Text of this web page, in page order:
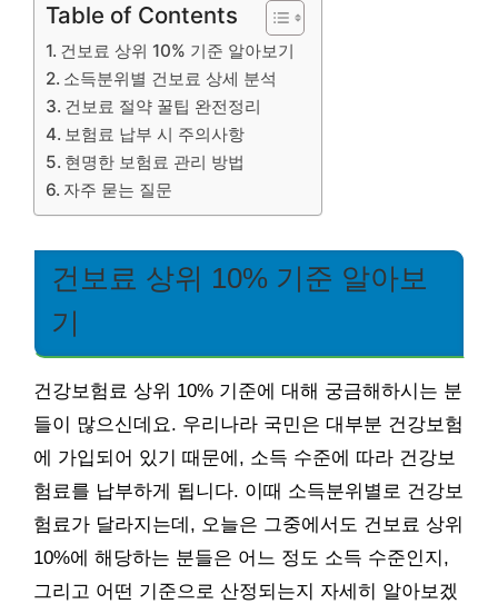
Table of Contents
건보료 상위 10% 기준 알아보기
소득분위별 건보료 상세 분석
건보료 절약 꿀팁 완전정리
보험료 납부 시 주의사항
현명한 보험료 관리 방법
자주 묻는 질문
건보료 상위 10% 기준 알아보
기
건강보험료 상위 10% 기준에 대해 궁금해하시는 분
들이 많으신데요. 우리나라 국민은 대부분 건강보험
에 가입되어 있기 때문에, 소득 수준에 따라 건강보
험료를 납부하게 됩니다. 이때 소득분위별로 건강보
험료가 달라지는데, 오늘은 그중에서도 건보료 상위
10%에 해당하는 분들은 어느 정도 소득 수준인지,
그리고 어떤 기준으로 산정되는지 자세히 알아보겠